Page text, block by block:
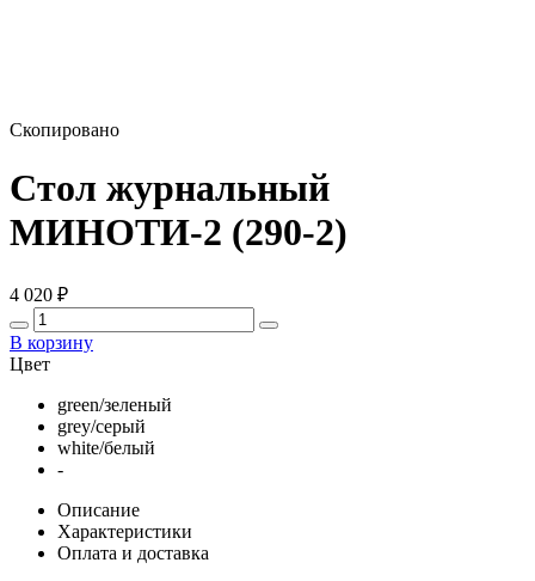
Скопировано
Стол журнальный
МИНОТИ-2 (290-2)
4 020 ₽
В корзину
Цвет
green/зеленый
grey/серый
white/белый
-
Описание
Характеристики
Оплата и доставка